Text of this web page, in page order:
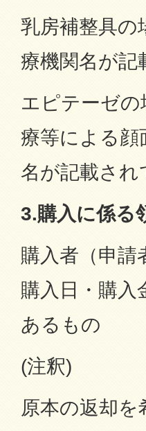
乳房補整具の
療機関名が記
エピテーゼの
療等による顔
名が記載され
3.購入に係る
購入者（申請
購入日・購入
あるもの
(注釈)
原本の返却